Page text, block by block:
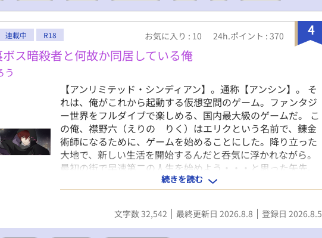
4
連載中 R18 お気に入り : 10 24h.ポイント : 370
ス暗殺者と何故か同居している俺
う
【アンリミテッド・シンディアン】。通称【アンシン】。 そ
れは、俺がこれから起動する仮想空間のゲーム。ファンタジ
ー世界をフルダイブで楽しめる、国内最大級のゲームだ。 こ
の俺、襟野六（えりの りく）はエリクという名前で、錬金
術師になるために、ゲームを始めることにした。降り立った
大地で、新しい生活を開始するんだと呑気に浮かれながら。
最初の街で早速第二の人生を始めよう・・・と思った矢先、
殆ど事故のような状況で真っ赤な髪のNPC・緋色と遭遇す
る。探るような目つきと共に、俺の前に立ちふさがって問を
発した。 「お前は、エリュクシルという男を、知っている
か？」 暗殺者のその男、緋色は誰かを探していた。そして俺
続きを読む
文字数 32,542 最終更新日 2026.8.8 登録日 2026.8.5